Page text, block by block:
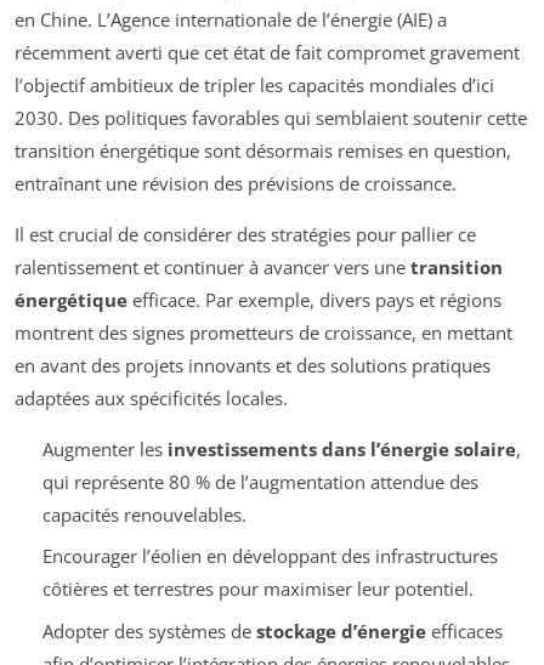
en Chine. L’Agence internationale de l’énergie (AIE) a
récemment averti que cet état de fait compromet gravement
l’objectif ambitieux de tripler les capacités mondiales d’ici
2030. Des politiques favorables qui semblaient soutenir cette
transition énergétique sont désormais remises en question,
entraînant une révision des prévisions de croissance.
Il est crucial de considérer des stratégies pour pallier ce
ralentissement et continuer à avancer vers une transition
énergétique efficace. Par exemple, divers pays et régions
montrent des signes prometteurs de croissance, en mettant
en avant des projets innovants et des solutions pratiques
adaptées aux spécificités locales.
Augmenter les investissements dans l’énergie solaire,
qui représente 80 % de l’augmentation attendue des
capacités renouvelables.
Encourager l’éolien en développant des infrastructures
côtières et terrestres pour maximiser leur potentiel.
Adopter des systèmes de stockage d’énergieefficaces